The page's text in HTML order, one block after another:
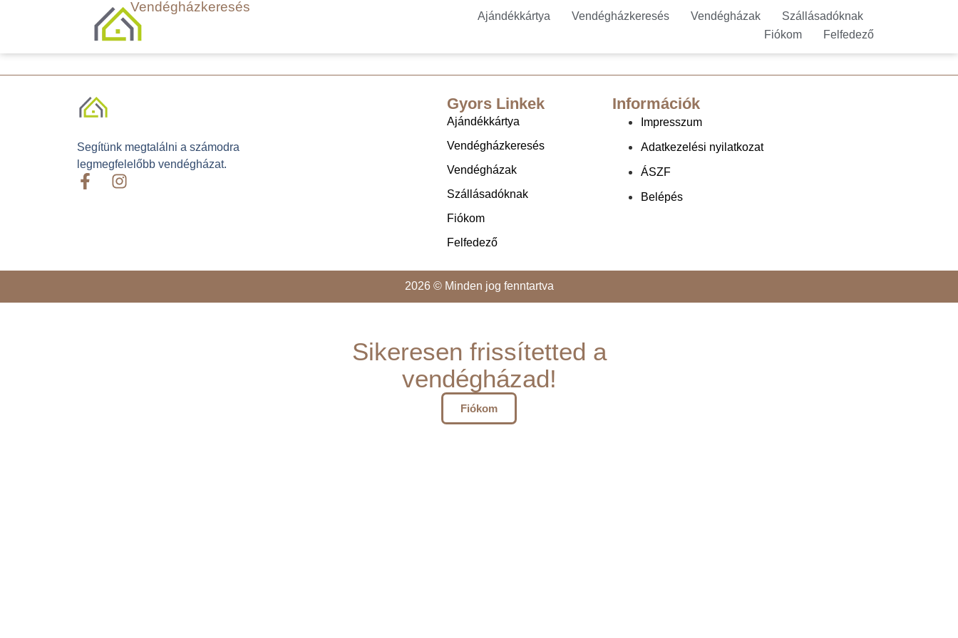
Vendégházkeresés
Ajándékkártya Vendégházkeresés Vendégházak
Szállásadóknak
Fiókom
Felfedező
Segítünk megtalálni a számodra
legmegfelelőbb vendégházat.
Gyors Linkek
Ajándékkártya
Vendégházkeresés
Vendégházak
Szállásadóknak
Fiókom
Felfedező
Információk
Impresszum
Adatkezelési nyilatkozat
ÁSZF
Belépés
2026 © Minden jog fenntartva
Sikeresen frissítetted a
vendégházad!
Fiókom